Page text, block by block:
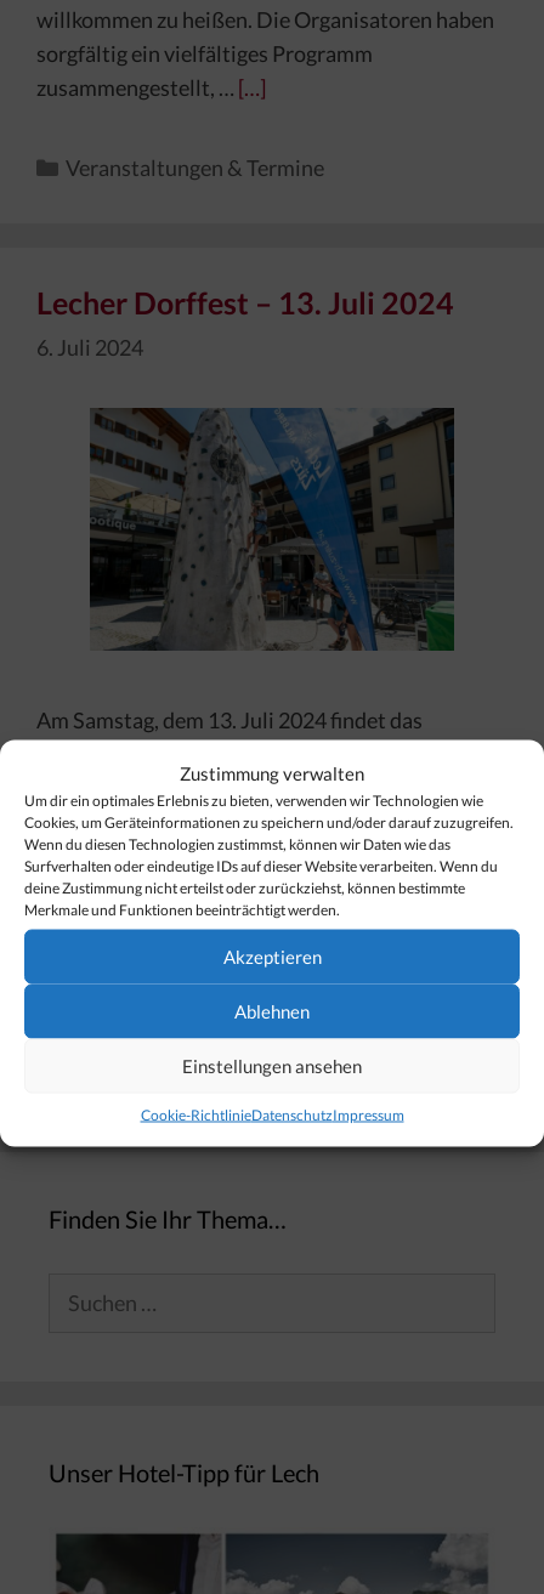
Zustimmung verwalten
Um dir ein optimales Erlebnis zu bieten, verwenden wir Technologien wie
Cookies, um Geräteinformationen zu speichern und/oder darauf zuzugreifen.
Wenn du diesen Technologien zustimmst, können wir Daten wie das
Surfverhalten oder eindeutige IDs auf dieser Website verarbeiten. Wenn du
deine Zustimmung nicht erteilst oder zurückziehst, können bestimmte
Merkmale und Funktionen beeinträchtigt werden.
Akzeptieren
Ablehnen
Einstellungen ansehen
Cookie-RichtlinieDatenschutzImpressum
willkommen zu heißen. Die Organisatoren haben
sorgfältig ein vielfältiges Programm
zusammengestellt, … […]
Kategorien
Veranstaltungen & Termine
Lecher Dorffest – 13. Juli 2024
6. Juli 2024
Am Samstag, dem 13. Juli 2024 findet das
Einheimische sowie Gäste zu einem Tag voller
Spaß und Unterhaltung ein. Ein buntes Programm
mit Live-Musik, einem tollen Rahmenprogramm
und kulinarischen Köstlichkeiten aus der Region
erwartet die Besucher. Stände für Jung und Alt
sorgen für abwechslungsreiche Stunden in der
malerischen Kulisse …[…]
Veranstaltungen & Termine
Finden Sie Ihr Thema…
Unser Hotel-Tipp für Lech